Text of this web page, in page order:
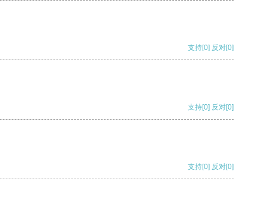
支持[0] 反对[0]
支持[0] 反对[0]
支持[0] 反对[0]